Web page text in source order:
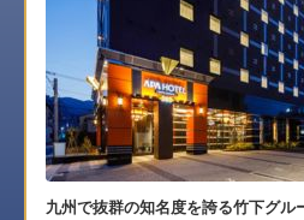
九州で抜群の知名度を誇る竹下グル